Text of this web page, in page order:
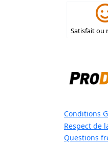
Satisfait ou
Conditions
Respect de
Questions